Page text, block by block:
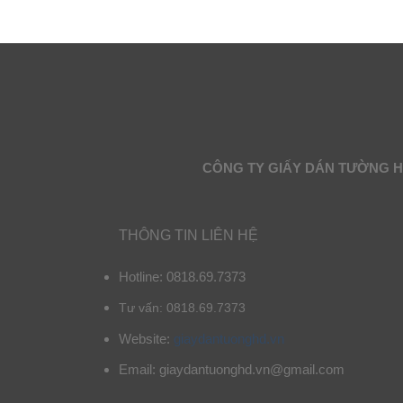
CÔNG TY GIẤY DÁN TƯỜNG
THÔNG TIN LIÊN HỆ
Hotline: 0818.69.7373
Tư vấn: 0818.69.7373
Website: giaydantuonghd.vn
Email: giaydantuonghd.vn@gmail.com